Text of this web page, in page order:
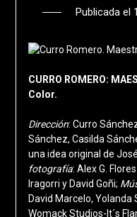
Publicada el
CURRO ROMERO:
Color.
Dirección: Curro
Sánchez, Casilda
una idea original de
fotografía: Alex G.
Iragorri y David Goñi;
David Marcelo,
Womack Studios-It´s